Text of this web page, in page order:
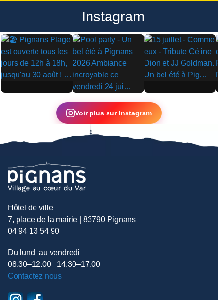
Instagram
▶
▶
▶
Voir plus sur Instagram
Hôtel de ville
7, place de la mairie | 83790 Pignans
04 94 13 54 90
Du lundi au vendredi
08:30–12:00 | 14:30–17:00
Contactez nous